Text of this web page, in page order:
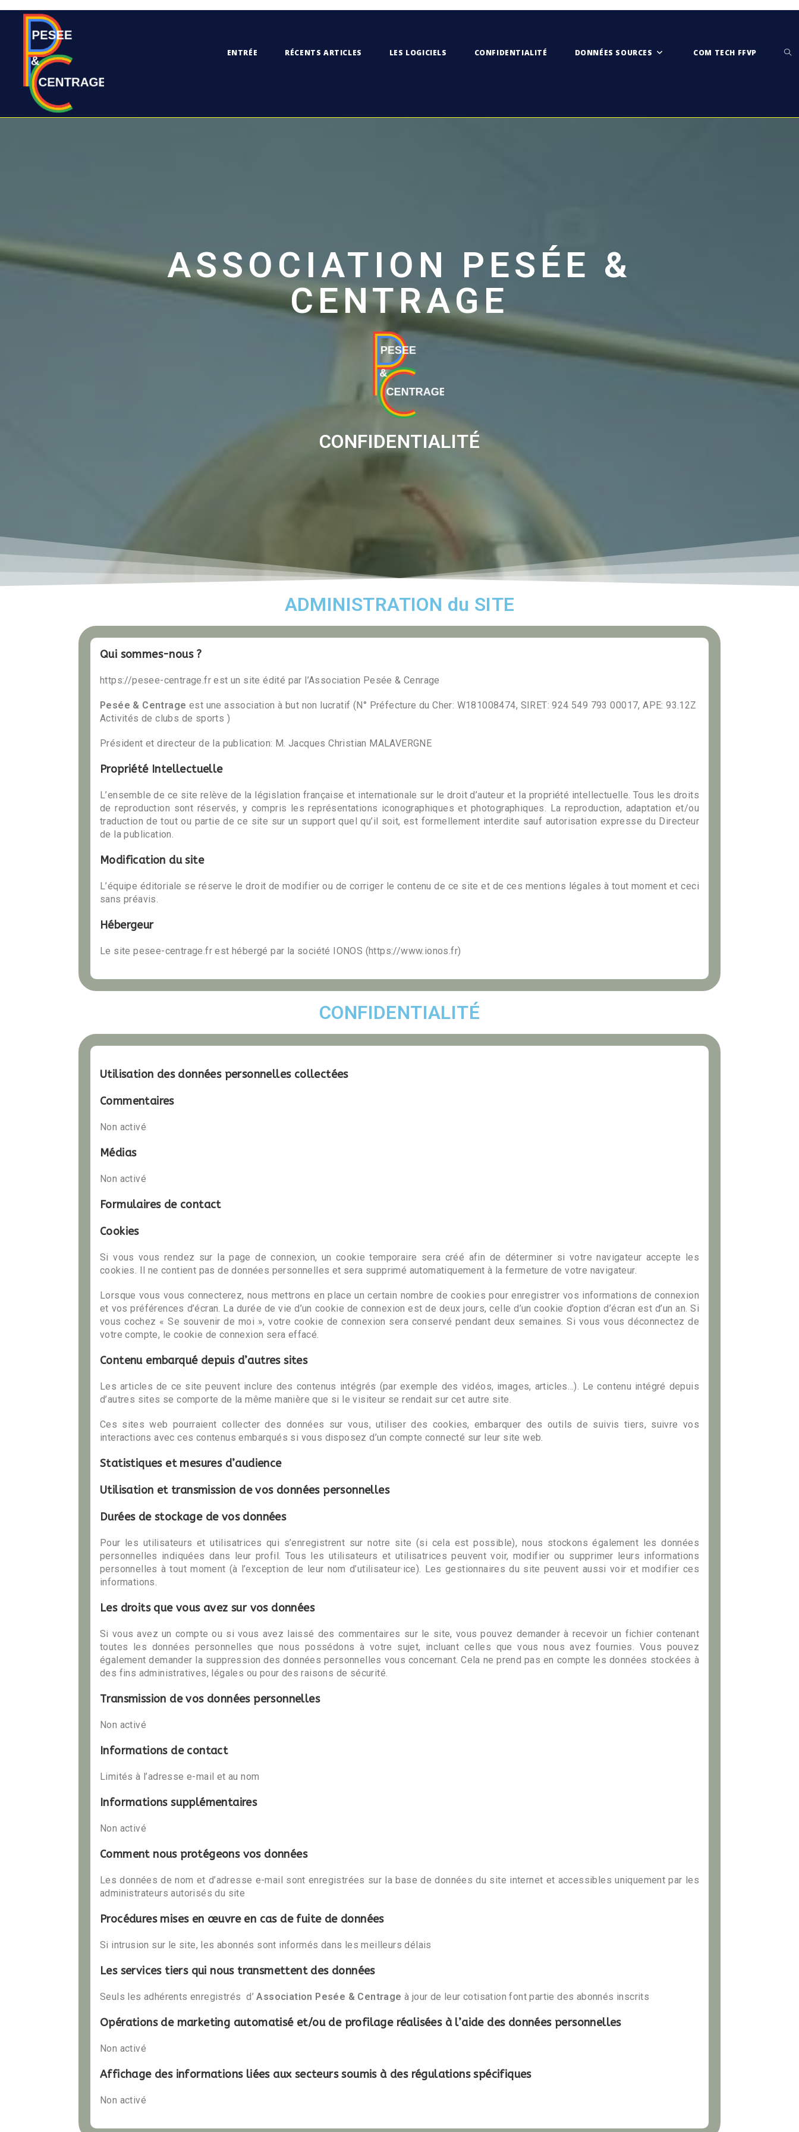
ENTRÉE RÉCENTS ARTICLES LES LOGICIELS CONFIDENTIALITÉ DONNÉES SOURCES COM TECH FFVP
CONFIDENTIALITÉ
ASSOCIATION PESÉE &
CENTRAGE
CONFIDENTIALITÉ
ADMINISTRATION du SITE
Qui sommes-nous ?
https://pesee-centrage.fr est un site édité par l’Association Pesée & Cenrage
Pesée & Centrage est une association à but non lucratif (N° Préfecture du Cher: W181008474, SIRET: 924 549 793 00017, APE: 93.12Z
Activités de clubs de sports )
Président et directeur de la publication: M. Jacques Christian MALAVERGNE
Propriété Intellectuelle
L’ensemble de ce site relève de la législation française et internationale sur le droit d’auteur et la propriété intellectuelle. Tous les droits
de reproduction sont réservés, y compris les représentations iconographiques et photographiques. La reproduction, adaptation et/ou
traduction de tout ou partie de ce site sur un support quel qu’il soit, est formellement interdite sauf autorisation expresse du Directeur
de la publication.
Modification du site
L’équipe éditoriale se réserve le droit de modifier ou de corriger le contenu de ce site et de ces mentions légales à tout moment et ceci
sans préavis.
Hébergeur
Le site pesee-centrage.fr est hébergé par la société IONOS (https://www.ionos.fr)
CONFIDENTIALITÉ
Utilisation des données personnelles collectées
Commentaires
Non activé
Médias
Non activé
Formulaires de contact
Cookies
Si vous vous rendez sur la page de connexion, un cookie temporaire sera créé afin de déterminer si votre navigateur accepte les
cookies. Il ne contient pas de données personnelles et sera supprimé automatiquement à la fermeture de votre navigateur.
Lorsque vous vous connecterez, nous mettrons en place un certain nombre de cookies pour enregistrer vos informations de connexion
et vos préférences d’écran. La durée de vie d’un cookie de connexion est de deux jours, celle d’un cookie d’option d’écran est d’un an. Si
vous cochez « Se souvenir de moi », votre cookie de connexion sera conservé pendant deux semaines. Si vous vous déconnectez de
votre compte, le cookie de connexion sera effacé.
Contenu embarqué depuis d’autres sites
Les articles de ce site peuvent inclure des contenus intégrés (par exemple des vidéos, images, articles…). Le contenu intégré depuis
d’autres sites se comporte de la même manière que si le visiteur se rendait sur cet autre site.
Ces sites web pourraient collecter des données sur vous, utiliser des cookies, embarquer des outils de suivis tiers, suivre vos
interactions avec ces contenus embarqués si vous disposez d’un compte connecté sur leur site web.
Statistiques et mesures d’audience
Utilisation et transmission de vos données personnelles
Durées de stockage de vos données
Pour les utilisateurs et utilisatrices qui s’enregistrent sur notre site (si cela est possible), nous stockons également les données
personnelles indiquées dans leur profil. Tous les utilisateurs et utilisatrices peuvent voir, modifier ou supprimer leurs informations
personnelles à tout moment (à l’exception de leur nom d’utilisateur·ice). Les gestionnaires du site peuvent aussi voir et modifier ces
informations.
Les droits que vous avez sur vos données
Si vous avez un compte ou si vous avez laissé des commentaires sur le site, vous pouvez demander à recevoir un fichier contenant
toutes les données personnelles que nous possédons à votre sujet, incluant celles que vous nous avez fournies. Vous pouvez
également demander la suppression des données personnelles vous concernant. Cela ne prend pas en compte les données stockées à
des fins administratives, légales ou pour des raisons de sécurité.
Transmission de vos données personnelles
Non activé
Informations de contact
Limités à l’adresse e-mail et au nom
Informations supplémentaires
Non activé
Comment nous protégeons vos données
Les données de nom et d’adresse e-mail sont enregistrées sur la base de données du site internet et accessibles uniquement par les
administrateurs autorisés du site
Procédures mises en œuvre en cas de fuite de données
Si intrusion sur le site, les abonnés sont informés dans les meilleurs délais
Les services tiers qui nous transmettent des données
Seuls les adhérents enregistrés d’Association Pesée & Centrage à jour de leur cotisation font partie des abonnés inscrits
Opérations de marketing automatisé et/ou de profilage réalisées à l’aide des données personnelles
Non activé
Affichage des informations liées aux secteurs soumis à des régulations spécifiques
Non activé